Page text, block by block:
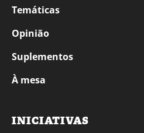
Temáticas
Opinião
Suplementos
À mesa
INICIATIVAS